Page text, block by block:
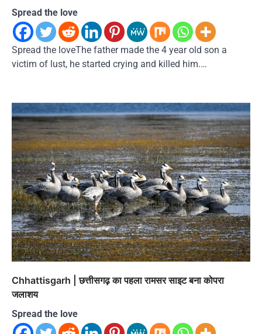
Spread the love
Spread the loveThe father made the 4 year old son a
victim of lust, he started crying and killed him.…
Chhattisgarh | छत्तीसगढ़ का पहला रामसर साइट बना कोपरा
जलाशय
Spread the love